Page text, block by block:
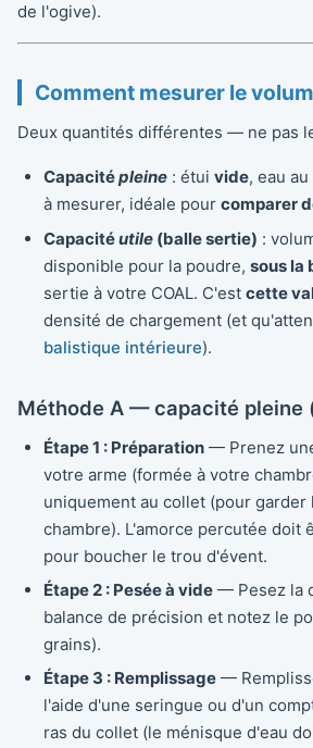
de l'ogive).
Comment mesurer le
Deux quantités différentes — ne pas
Capacitépleine : étui vide, eau
à mesurer, idéale pour comparer
Capacitéutile (balle sertie) :
disponible pour la poudre, sous la
sertie à votre COAL. C'est cette
densité de chargement (et
balistique intérieure).
Méthode A — capacité pleine
Étape 1 : Préparation — Prenez
votre arme (formée à votre
uniquement au collet (pour garder
chambre). L'amorce percutée doit
pour boucher le trou d'évent.
Étape 2 : Pesée à vide — Pesez la
balance de précision et notez le
grains).
Étape 3 : Remplissage —
l'aide d'une seringue ou d'un
ras du collet (le ménisque d'eau